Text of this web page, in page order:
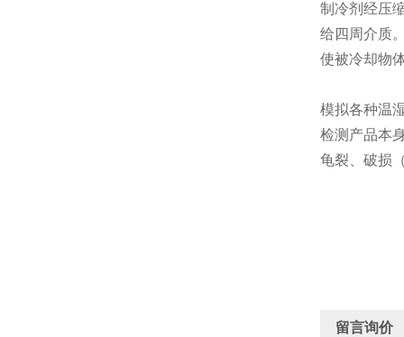
制冷剂经压
给四周介质
使被冷却物
模拟各种温
检测产品本
龟裂、破损
留言询价